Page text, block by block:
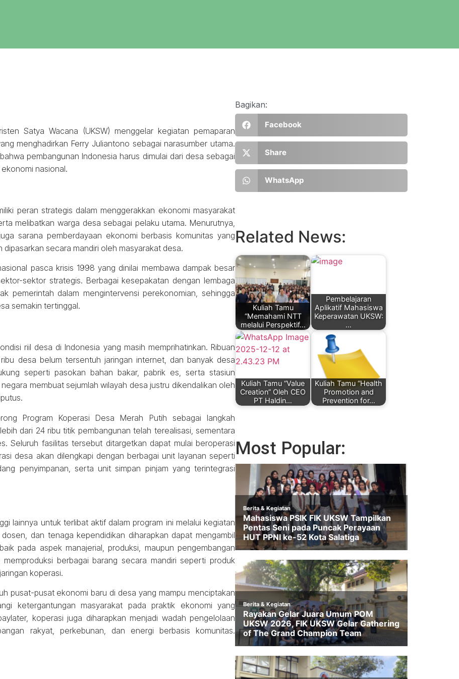
Satya Wacana (UKSW) menggelar kegiatan pemaparan
menghadirkan Ferry Juliantono sebagai narasumber utama.
pembangunan Indonesia harus dimulai dari desa sebagai
nasional.
peran strategis dalam menggerakkan ekonomi masyarakat
melibatkan warga desa sebagai pelaku utama. Menurutnya,
sarana pemberdayaan ekonomi berbasis komunitas yang
secara mandiri oleh masyarakat desa.
pasca krisis 1998 yang dinilai membawa dampak besar
sektor strategis. Berbagai kesepakatan dengan lembaga
pemerintah dalam mengintervensi perekonomian, sehingga
semakin tertinggal.
riil desa di Indonesia yang masih memprihatinkan. Ribuan
desa belum tersentuh jaringan internet, dan banyak desa
seperti pasokan bahan bakar, pabrik es, serta stasiun
membuat sejumlah wilayah desa justru dikendalikan oleh
Program Koperasi Desa Merah Putih sebagai langkah
dari 24 ribu titik pembangunan telah terealisasi, sementara
Seluruh fasilitas tersebut ditargetkan dapat mulai beroperasi
desa akan dilengkapi dengan berbagai unit layanan seperti
penyimpanan, serta unit simpan pinjam yang terintegrasi
lainnya untuk terlibat aktif dalam program ini melalui kegiatan
dan tenaga kependidikan diharapkan dapat mengambil
pada aspek manajerial, produksi, maupun pengembangan
berbagai barang secara mandiri seperti produk
koperasi.
pusat-pusat ekonomi baru di desa yang mampu menciptakan
ketergantungan masyarakat pada praktik ekonomi yang
koperasi juga diharapkan menjadi wadah pengelolaan
rakyat, perkebunan, dan energi berbasis komunitas.
Bagikan:
Facebook
Share
WhatsApp
Related News:
Kuliah Tamu
“Memahami NTT
melalui Perspektif…
Pembelajaran
Aplikatif Mahasiswa
Keperawatan UKSW:
…
Kuliah Tamu “Value
Creation” Oleh CEO
PT Haldin…
Kuliah Tamu “Health
Promotion and
Prevention for…
Most Popular: